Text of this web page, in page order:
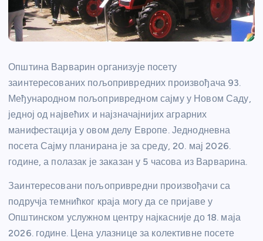
Општина Варварин организује посету
заинтересованих пољопривредних произвођача 93.
Међународном пољопривредном сајму у Новом Саду,
једној од највећих и најзначајнијих аграрних
манифестација у овом делу Европе. Једнодневна
посета Сајму планирана је за среду, 20. мај 2026.
године, а полазак је заказан у 5 часова из Варварина.
Заинтересовани пољопривредни произвођачи са
подручја темнићког краја могу да се пријаве у
Општинском услужном центру најкасније до 18. маја
2026. године. Цена улазнице за колективне посете